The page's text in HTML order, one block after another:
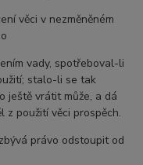
věci v nezměněném
vady, spotřeboval-li
stalo-li se tak
ještě vrátit může, a dá
z použití věci prospěch.
právo odstoupit od